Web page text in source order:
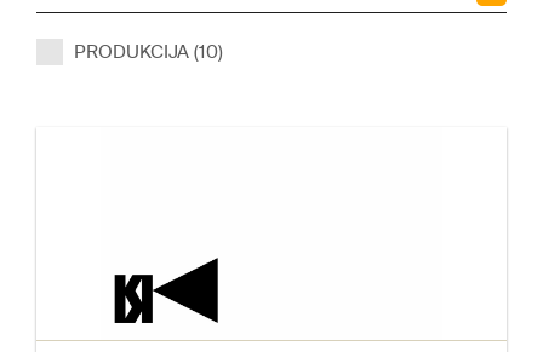
PRODUKCIJA (10)